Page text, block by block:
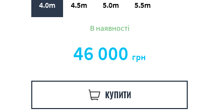
4.0m
4.5m 5.0m 5.5m
В наявності
46 000 грн
КУПИТИ